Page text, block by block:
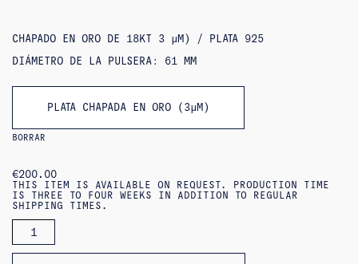
€
A
200,00
€
CHAPADO EN ORO DE 18KT 3 ΜM) / PLATA 925
DIÁMETRO DE LA PULSERA: 61 MM
PLATA CHAPADA EN ORO (3ΜM)
BORRAR
€200.00
THIS ITEM IS AVAILABLE ON REQUEST. PRODUCTION TIME
IS THREE TO FOUR WEEKS IN ADDITION TO REGULAR
SHIPPING TIMES.
CANTIDAD
PULSERAS
«FLOR,